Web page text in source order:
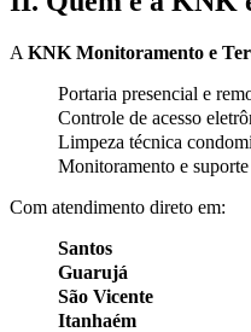
A KNK Monitoramento e
Portaria presencial e
Controle de acesso
Limpeza técnica
Monitoramento e
Com atendimento direto em:
Santos
Guarujá
São Vicente
Itanhaém